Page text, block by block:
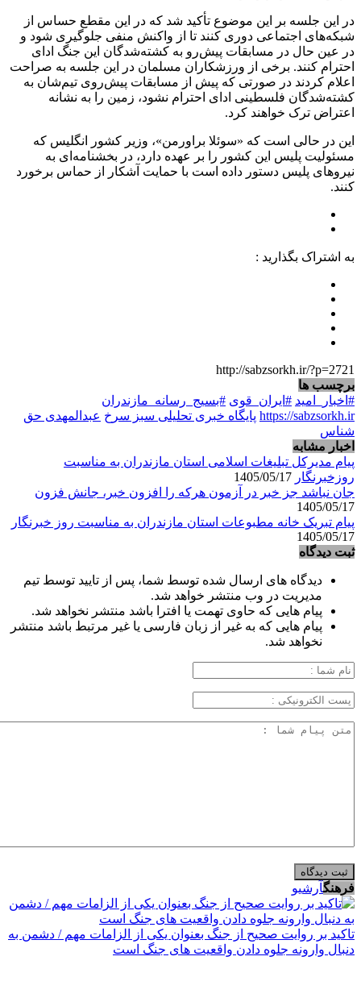
در این جلسه بر این موضوع تأکید شد که در این مقطع حساس از
شبکه‌های اجتماعی دوری کنند تا از واکنش منفی جلوگیری شود و
در عین حال در مسابقات پیش‌رو به کشته‌شدگان این جنگ ادای
احترام کنند. برخی از ورزشکاران مسلمان در این جلسه به صراحت
اعلام کردند در صورتی که پیش از مسابقات پیش‌روی تیم‌شان به
کشته‌شدگان فلسطینی ادای احترام نشود، زمین را به نشانه
اعتراض ترک خواهند کرد.
این در حالی است که «سوئلا براورمن»، وزیر کشور انگلیس که
مسئولیت پلیس این کشور را بر عهده‌ دارد، در بخشنامه‌ای به
نیروهای پلیس دستور داده است با حمایت آشکار از حماس برخورد
کنند.
به اشتراک بگذارید :
http://sabzsorkh.ir/?p=2721
برچسب ها
#اخبار_امید #ایران_قوی #بسیج_رسانه_مازندران
https://sabzsorkh.ir پایگاه خبری تحلیلی سبز سرخ عبدالمهدی حق
شناس
اخبار مشابه
پیام مدیرکل تبلیغات اسلامی استان مازندران به مناسبت
روزخبرنگار
جان نباشد جز خبر در آزمون هرکه را افزون خبر، جانش فزون
1405/05/17
پیام تبریک خانه مطبوعات استان مازندران به مناسبت روز خبرنگار
1405/05/17
ثبت دیدگاه
دیدگاه های ارسال شده توسط شما، پس از تایید توسط تیم
مدیریت در وب منتشر خواهد شد.
پیام هایی که حاوی تهمت یا افترا باشد منتشر نخواهد شد.
پیام هایی که به غیر از زبان فارسی یا غیر مرتبط باشد منتشر
نخواهد شد.
فرهنگآرشیو
تاکید بر روایت صحیح از جنگ بعنوان یکی از الزامات مهم / دشمن به
دنبال وارونه جلوه دادن واقعیت های جنگ است